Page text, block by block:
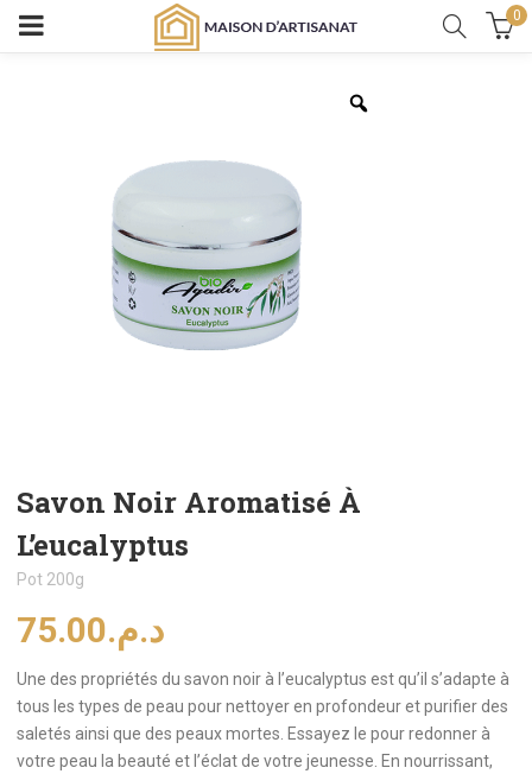
0
Savon Noir Aromatisé À
L’eucalyptus
Pot 200g
د.م.75.00
Une des propriétés du savon noir à l’eucalyptus est qu’il s’adapte à
tous les types de peau pour nettoyer en profondeur et purifier des
saletés ainsi que des peaux mortes. Essayez le pour redonner à
votre peau la beauté et l’éclat de votre jeunesse. En nourrissant,